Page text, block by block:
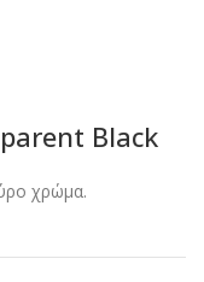
Black
χρώμα.